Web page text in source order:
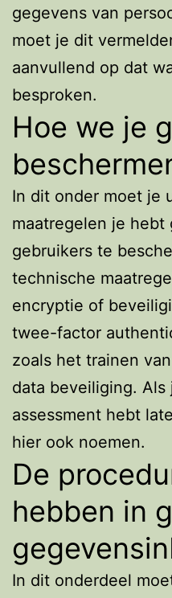
gegevens van
moet je dit
aanvullend op dat
besproken.
Hoe we je
In dit onder moet je
maatregelen je hebt
gebruikers te
technische
encryptie of
twee-factor
zoals het trainen
data beveiliging.
assessment hebt
hier ook noemen.
De
hebben in
In dit onderdeel